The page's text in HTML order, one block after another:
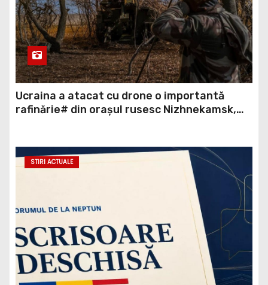
Ucraina a atacat cu drone o importantă
rafinărie# din orașul rusesc Nizhnekamsk,
și alte circa 40 rănite.
STIRI ACTUALE